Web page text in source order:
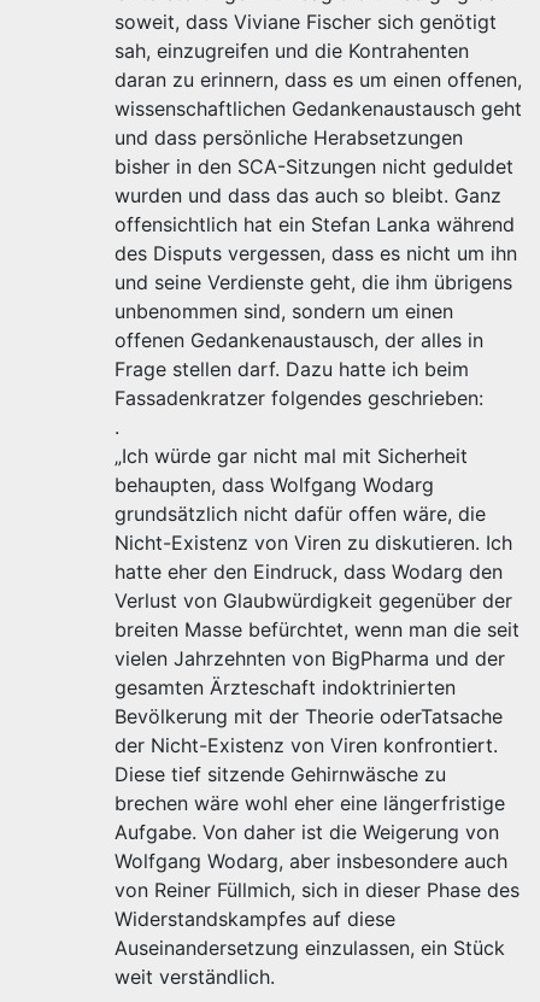
soweit, dass Viviane Fischer sich genötigt
sah, einzugreifen und die Kontrahenten
daran zu erinnern, dass es um einen offenen,
wissenschaftlichen Gedankenaustausch geht
und dass persönliche Herabsetzungen
bisher in den SCA-Sitzungen nicht geduldet
wurden und dass das auch so bleibt. Ganz
offensichtlich hat ein Stefan Lanka während
des Disputs vergessen, dass es nicht um ihn
und seine Verdienste geht, die ihm übrigens
unbenommen sind, sondern um einen
offenen Gedankenaustausch, der alles in
Frage stellen darf. Dazu hatte ich beim
Fassadenkratzer folgendes geschrieben:
.
„Ich würde gar nicht mal mit Sicherheit
behaupten, dass Wolfgang Wodarg
grundsätzlich nicht dafür offen wäre, die
Nicht-Existenz von Viren zu diskutieren. Ich
hatte eher den Eindruck, dass Wodarg den
Verlust von Glaubwürdigkeit gegenüber der
breiten Masse befürchtet, wenn man die seit
vielen Jahrzehnten von BigPharma und der
gesamten Ärzteschaft indoktrinierten
Bevölkerung mit der Theorie oderTatsache
der Nicht-Existenz von Viren konfrontiert.
Diese tief sitzende Gehirnwäsche zu
brechen wäre wohl eher eine längerfristige
Aufgabe. Von daher ist die Weigerung von
Wolfgang Wodarg, aber insbesondere auch
von Reiner Füllmich, sich in dieser Phase des
Widerstandskampfes auf diese
Auseinandersetzung einzulassen, ein Stück
weit verständlich.